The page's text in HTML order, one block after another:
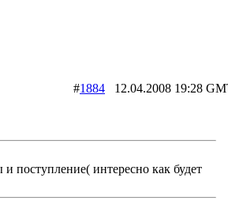
#1884 12.04.2008 19:28
поступление( интересно как будет